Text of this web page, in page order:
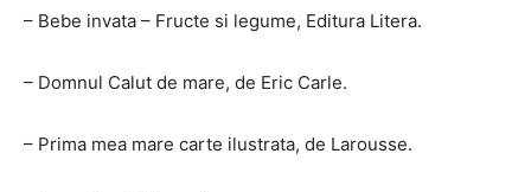
– Bebe invata – Fructe si legume, Editura Litera.
– Domnul Calut de mare, de Eric Carle.
– Prima mea mare carte ilustrata, de Larousse.